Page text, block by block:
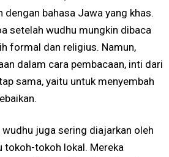
bahasa Jawa yang khas.
setelah wudhu mungkin dibaca
formal dan religius. Namun,
dalam cara pembacaan, inti dari
sama, yaitu untuk menyembah
juga sering diajarkan oleh
tokoh-tokoh lokal. Mereka